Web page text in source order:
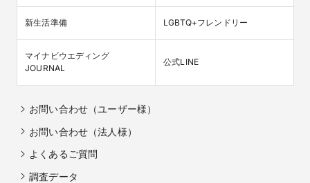
新生活準備 LGBTQ+フレンドリー
マイナビウエディング
JOURNAL
公式LINE
お問い合わせ（ユーザー様）
お問い合わせ（法人様）
よくあるご質問
調査データ